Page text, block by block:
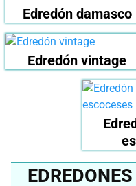
Edredón damasco
Edredón vintage